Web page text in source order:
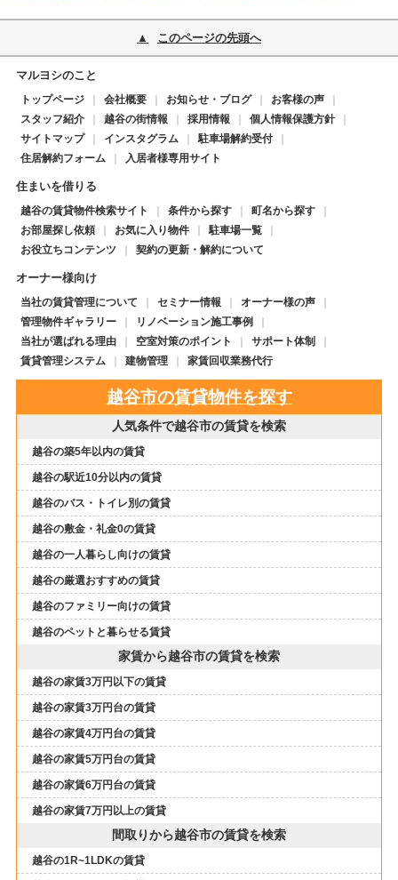
このページの先頭へ
マルヨシのこと
トップページ 会社概要 お知らせ・ブログ
お客様の声
スタッフ紹介
越谷の街情報 採用情報
個人情報保護方針
サイトマップ
インスタグラム
駐車場解約受付
住居解約フォーム
入居者様専用サイト
住まいを借りる
越谷の賃貸物件検索サイト 条件から探す
町名から探す
お部屋探し依頼
お気に入り物件
駐車場一覧
お役立ちコンテンツ
契約の更新・解約について
オーナー様向け
当社の賃貸管理について セミナー情報
オーナー様の声
管理物件ギャラリー
リノベーション施工事例
当社が選ばれる理由
空室対策のポイント
サポート体制
賃貸管理システム
建物管理 家賃回収業務代行
越谷市の賃貸物件を探す
人気条件で越谷市の賃貸を検索
越谷の築5年以内の賃貸
越谷の駅近10分以内の賃貸
越谷のバス・トイレ別の賃貸
越谷の敷金・礼金0の賃貸
越谷の一人暮らし向けの賃貸
越谷の厳選おすすめの賃貸
越谷のファミリー向けの賃貸
越谷のペットと暮らせる賃貸
家賃から越谷市の賃貸を検索
越谷の家賃3万円以下の賃貸
越谷の家賃3万円台の賃貸
越谷の家賃4万円台の賃貸
越谷の家賃5万円台の賃貸
越谷の家賃6万円台の賃貸
越谷の家賃7万円以上の賃貸
間取りから越谷市の賃貸を検索
越谷の1R~1LDKの賃貸